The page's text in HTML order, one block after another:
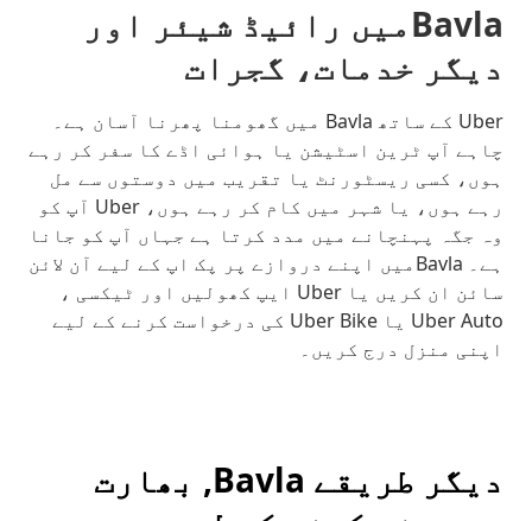
Bavlaمیں رائیڈ شیئر اور
دیگر خدمات، گجرات
Uber کے ساتھ Bavla میں گھومنا پھرنا آسان ہے۔
چاہے آپ ٹرین اسٹیشن یا ہوائی اڈے کا سفر کر رہے
ہوں، کسی ریسٹورنٹ یا تقریب میں دوستوں سے مل
رہے ہوں، یا شہر میں کام کر رہے ہوں، Uber آپ کو
وہ جگہ پہنچانے میں مدد کرتا ہے جہاں آپ کو جانا
ہے۔ Bavlaمیں اپنے دروازے پر پک اپ کے لیے آن لائن
سائن ان کریں یا Uber ایپ کھولیں اور ٹیکسی ،
Uber Auto یا Uber Bike کی درخواست کرنے کے لیے
اپنی منزل درج کریں۔
دیگر طریقے Bavla, بھارت